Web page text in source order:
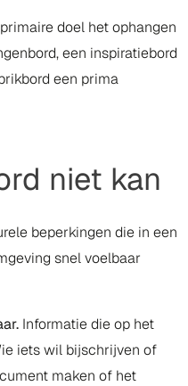
doel het ophangen
een inspiratiebord
een prima
niet kan
beperkingen die in een
snel voelbaar
Informatie die op het
iets wil bijschrijven of
maken of het